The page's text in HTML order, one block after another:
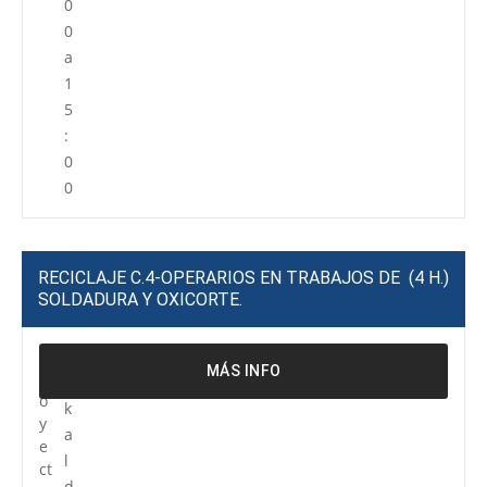
0
0
a
1
5
:
0
0
RECICLAJE C.4-OPERARIOS EN TRABAJOS DE
SOLDADURA Y OXICORTE.
(4 H.)
o
y
e
ct
k
a
l
MÁS INFO